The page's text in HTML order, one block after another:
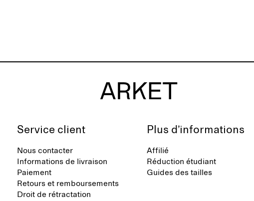
Service client
Nous contacter
Informations de livraison
Paiement
Retours et remboursements
Droit de rétractation
Plus d’informations
Affilié
Réduction étudiant
Guides des tailles